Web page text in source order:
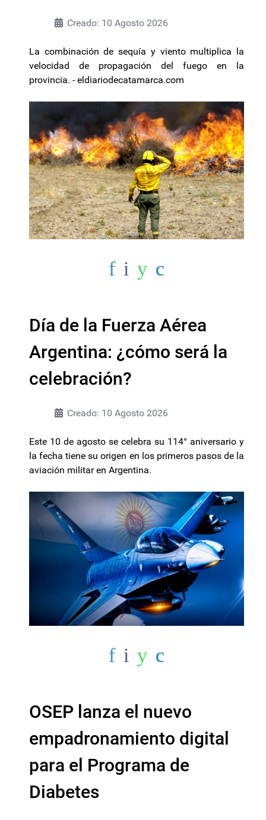
Creado: 10 Agosto 2026
La combinación de sequía y viento multiplica la
velocidad de propagación del fuego en la
provincia. - eldiariodecatamarca.com
Día de la Fuerza Aérea
Argentina: ¿cómo será la
celebración?
Creado: 10 Agosto 2026
Este 10 de agosto se celebra su 114° aniversario y
la fecha tiene su origen en los primeros pasos de la
aviación militar en Argentina.
OSEP lanza el nuevo
empadronamiento digital
para el Programa de
Diabetes